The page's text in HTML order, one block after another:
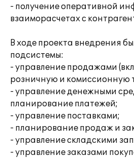
- получение оперативной
взаиморасчетах с
В ходе проекта внедрения
подсистемы:
- управление продажами
розничную и комиссионную
- управление денежными
планирование платежей;
- управление поставками;
- планирование продаж и
- управление складскими
- управление заказами